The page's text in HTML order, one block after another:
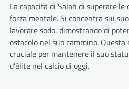
La capacità di Salah di superare
forza mentale. Si concentra sui
lavorare sodo, dimostrando di
ostacolo nel suo cammino.
cruciale per mantenere il suo
d’élite nel calcio di oggi.